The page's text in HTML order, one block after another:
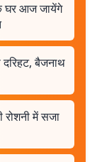
के घर आज जायेंगे
दरिहट, बैजनाथ
रोशनी में सजा